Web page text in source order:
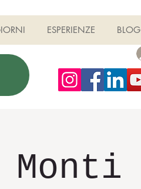
ESPERIENZE BLOG